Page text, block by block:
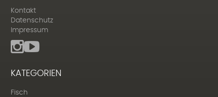
Kontakt
Datenschutz
Impressum
KATEGORIEN
Fisch